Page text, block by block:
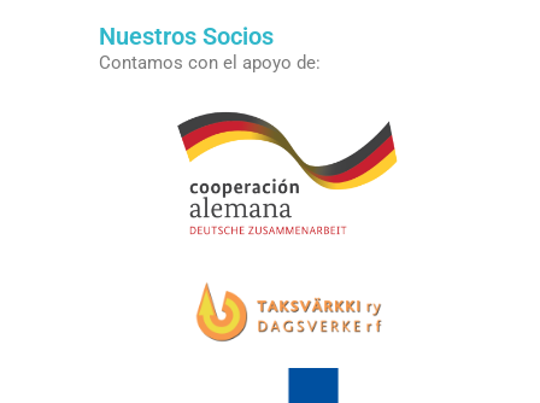
Nuestros Socios
Contamos con el apoyo de: